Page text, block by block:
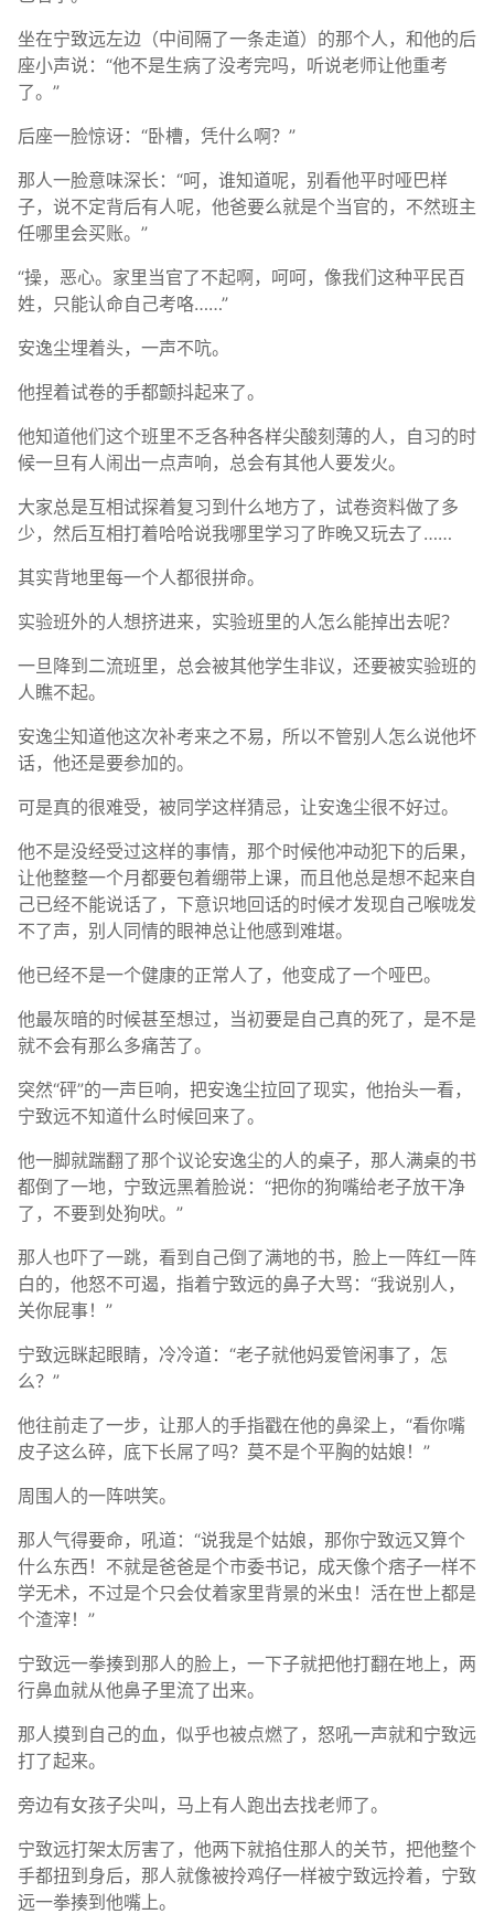
坐在宁致远左边（中间隔了一条走道）的那个人，和他的后
座小声说：“他不是生病了没考完吗，听说老师让他重考
了。”
后座一脸惊讶：“卧槽，凭什么啊？”
那人一脸意味深长：“呵，谁知道呢，别看他平时哑巴样
子，说不定背后有人呢，他爸要么就是个当官的，不然班主
任哪里会买账。”
“操，恶心。家里当官了不起啊，呵呵，像我们这种平民百
姓，只能认命自己考咯……”
安逸尘埋着头，一声不吭。
他捏着试卷的手都颤抖起来了。
他知道他们这个班里不乏各种各样尖酸刻薄的人，自习的时
候一旦有人闹出一点声响，总会有其他人要发火。
大家总是互相试探着复习到什么地方了，试卷资料做了多
少，然后互相打着哈哈说我哪里学习了昨晚又玩去了……
其实背地里每一个人都很拼命。
实验班外的人想挤进来，实验班里的人怎么能掉出去呢？
一旦降到二流班里，总会被其他学生非议，还要被实验班的
人瞧不起。
安逸尘知道他这次补考来之不易，所以不管别人怎么说他坏
话，他还是要参加的。
可是真的很难受，被同学这样猜忌，让安逸尘很不好过。
他不是没经受过这样的事情，那个时候他冲动犯下的后果，
让他整整一个月都要包着绷带上课，而且他总是想不起来自
己已经不能说话了，下意识地回话的时候才发现自己喉咙发
不了声，别人同情的眼神总让他感到难堪。
他已经不是一个健康的正常人了，他变成了一个哑巴。
他最灰暗的时候甚至想过，当初要是自己真的死了，是不是
就不会有那么多痛苦了。
突然“砰”的一声巨响，把安逸尘拉回了现实，他抬头一看，
宁致远不知道什么时候回来了。
他一脚就踹翻了那个议论安逸尘的人的桌子，那人满桌的书
都倒了一地，宁致远黑着脸说：“把你的狗嘴给老子放干净
了，不要到处狗吠。”
那人也吓了一跳，看到自己倒了满地的书，脸上一阵红一阵
白的，他怒不可遏，指着宁致远的鼻子大骂：“我说别人，
关你屁事！”
宁致远眯起眼睛，冷冷道：“老子就他妈爱管闲事了，怎
么？”
他往前走了一步，让那人的手指戳在他的鼻梁上，“看你嘴
皮子这么碎，底下长屌了吗？莫不是个平胸的姑娘！”
周围人的一阵哄笑。
那人气得要命，吼道：“说我是个姑娘，那你宁致远又算个
什么东西！不就是爸爸是个市委书记，成天像个痞子一样不
学无术，不过是个只会仗着家里背景的米虫！活在世上都是
个渣滓！”
宁致远一拳揍到那人的脸上，一下子就把他打翻在地上，两
行鼻血就从他鼻子里流了出来。
那人摸到自己的血，似乎也被点燃了，怒吼一声就和宁致远
打了起来。
旁边有女孩子尖叫，马上有人跑出去找老师了。
宁致远打架太厉害了，他两下就掐住那人的关节，把他整个
手都扭到身后，那人就像被拎鸡仔一样被宁致远拎着，宁致
远一拳揍到他嘴上。